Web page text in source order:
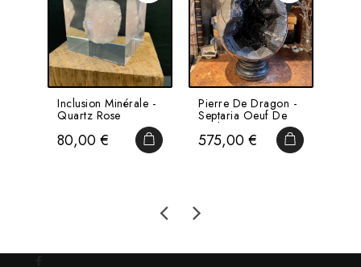
Inclusion Minérale -
Quartz Rose
Prix
80,00 € AJOUTER AU PANIER
Pierre De Dragon -
Septaria Oeuf De
Madagascar -
OSM62
Prix
575,00 € AJOUTER